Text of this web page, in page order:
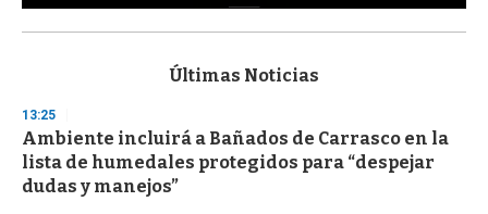
s
d
s
o
f
3
Últimas Noticias
13:25
Ambiente incluirá a Bañados de Carrasco en la
lista de humedales protegidos para “despejar
dudas y manejos”